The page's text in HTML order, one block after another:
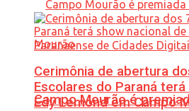
Campo Mourão é
Cerimônia de abertura
Escolares do Paraná
Edy Lemond em Campo